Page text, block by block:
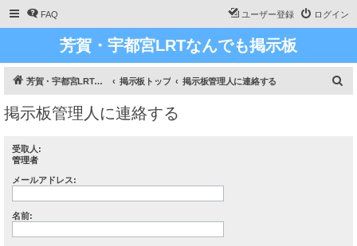
FAQ ログイン
ユーザー登録
芳賀・宇都宮LRTなんでも掲示板
芳賀・宇都宮LRT、ライトライン研究 掲示板トップ 掲示板管理人に連絡する
掲示板管理人に連絡する
受取人:
管理者
メールアドレス:
名前: